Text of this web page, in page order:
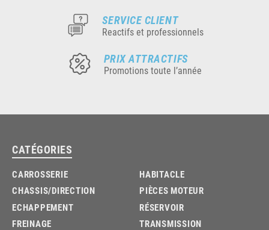
SERVICE CLIENT
Reactifs et professionnels
PRIX ATTRACTIFS
Promotions toute l’année
CATÉGORIES
CARROSSERIE
CHASSIS/DIRECTION
ECHAPPEMENT
FREINAGE
HABITACLE
PIÈCES MOTEUR
RÉSERVOIR
TRANSMISSION